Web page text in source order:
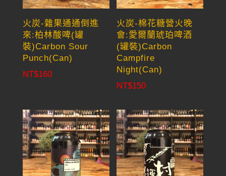
火炭-雜果通通倒進
來:柏林酸啤(罐
裝)Carbon Sour
Punch(Can)
NT$160
火炭-棉花糖營火晚
會:愛爾蘭琥珀啤酒
(罐裝)Carbon
Campfire
Night(Can)
NT$150